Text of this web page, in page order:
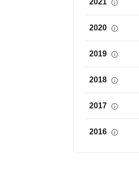
2021
2020
2019
2018
2017
2016